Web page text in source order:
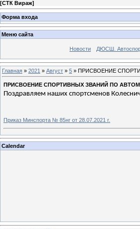
[СТК Вираж]
Форма входа
Меню сайта
Новости ДЮСШ.
Главная » 2021 » Август » 5 » ПРИСВОЕНИЕ
ПРИСВОЕНИЕ СПОРТИВНЫХ ЗВАНИЙ ПО
Поздравляем наших спортсменов
Приказ Минспорта № 85нг от 28.07.2021 г.
Calendar